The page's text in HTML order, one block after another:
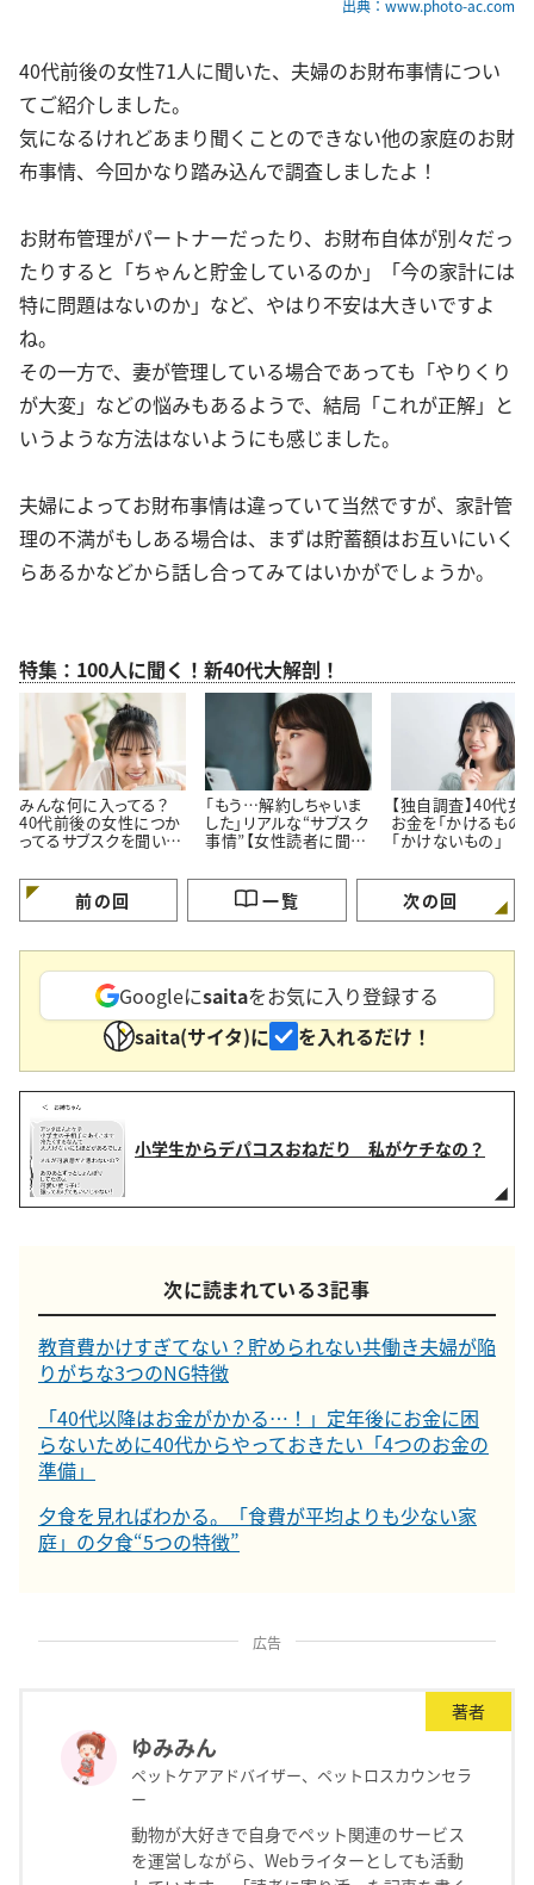
出典：www.photo-ac.com
40代前後の女性71人に聞いた、夫婦のお財布事情につい
てご紹介しました。
気になるけれどあまり聞くことのできない他の家庭のお財
布事情、今回かなり踏み込んで調査しましたよ！
お財布管理がパートナーだったり、お財布自体が別々だっ
たりすると「ちゃんと貯金しているのか」「今の家計には
特に問題はないのか」など、やはり不安は大きいですよ
ね。
その一方で、妻が管理している場合であっても「やりくり
が大変」などの悩みもあるようで、結局「これが正解」と
いうような方法はないようにも感じました。
夫婦によってお財布事情は違っていて当然ですが、家計管
理の不満がもしある場合は、まずは貯蓄額はお互いにいく
らあるかなどから話し合ってみてはいかがでしょうか。
特集：100人に聞く！新40代大解剖！
みんな何に入ってる？
40代前後の女性につか
ってるサブスクを聞いて
「もう…解約しちゃいま
した」リアルな“サブスク
事情”【女性読者に聞い
【独自調査】40代女
お金を「かけるもの」
「かけないもの」
前の回 一覧 次の回
Googleにsaitaをお気に入り登録する
saita(サイタ)に
を入れるだけ！
小学生からデパコスおねだり 私がケチなの？
次に読まれている３記事
教育費かけすぎてない？貯められない共働き夫婦が陥
りがちな3つのNG特徴
「40代以降はお金がかかる…！」定年後にお金に困
らないために40代からやっておきたい「4つのお金の
準備」
夕食を見ればわかる。「食費が平均よりも少ない家
庭」の夕食“5つの特徴”
広告
著者
ゆみみん
ペットケアアドバイザー、ペットロスカウンセラ
ー
動物が大好きで自身でペット関連のサービス
を運営しながら、Webライターとしても活動